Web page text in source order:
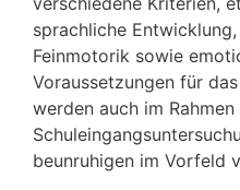
sprachliche
Feinmotorik sowie
Voraussetzungen für
werden auch im Rahmen
beunruhigen im Vorfeld